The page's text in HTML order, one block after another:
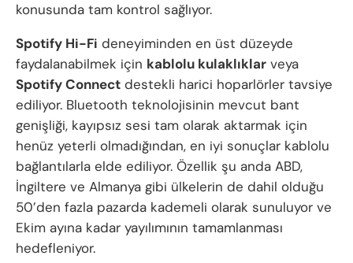
konusunda tam kontrol sağlıyor.
Spotify Hi-Fi deneyiminden en üst düzeyde
faydalanabilmek için kablolu kulaklıklar veya
Spotify Connect destekli harici hoparlörler tavsiye
ediliyor. Bluetooth teknolojisinin mevcut bant
genişliği, kayıpsız sesi tam olarak aktarmak için
henüz yeterli olmadığından, en iyi sonuçlar kablolu
bağlantılarla elde ediliyor. Özellik şu anda ABD,
İngiltere ve Almanya gibi ülkelerin de dahil olduğu
50’den fazla pazarda kademeli olarak sunuluyor ve
Ekim ayına kadar yayılımının tamamlanması
hedefleniyor.